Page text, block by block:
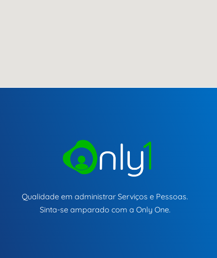
Qualidade em administrar Serviços e Pessoas.
Sinta-se amparado com a Only One.